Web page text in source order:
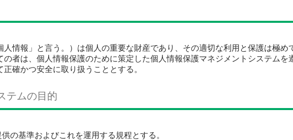
報」と言う。）は個人の重要な財産であり、その適切な利用と保護は極め
者は、個人情報保護のために策定した個人情報保護マネジメントシステムを
確かつ安全に取り扱うこととする。
テムの目的
の基準およびこれを運用する規程とする。